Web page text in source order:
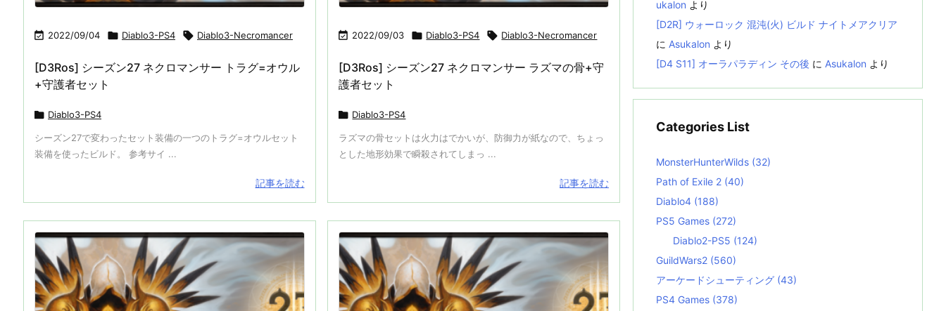
 2022/09/04  Diablo3-PS4  Diablo3-Necromancer
[D3Ros] シーズン27 ネクロマンサー トラグ=オウル
+守護者セット
 Diablo3-PS4
シーズン27で変わったセット装備の一つのトラグ=オウルセット
装備を使ったビルド。 参考サイ ...
記事を読む
 2022/09/03  Diablo3-PS4  Diablo3-Necromancer
[D3Ros] シーズン27 ネクロマンサー ラズマの骨+守
護者セット
 Diablo3-PS4
ラズマの骨セットは火力はでかいが、防御力が紙なので、ちょっ
とした地形効果で瞬殺されてしまっ ...
記事を読む
ukalon より
[D2R] ウォーロック 混沌(火) ビルド ナイトメアクリア
に Asukalon より
[D4 S11] オーラパラディン その後 に Asukalon より
Categories List
MonsterHunterWilds (32)
Path of Exile 2 (40)
Diablo4 (188)
PS5 Games (272)
Diablo2-PS5 (124)
GuildWars2 (560)
アーケードシューティング (43)
PS4 Games (378)